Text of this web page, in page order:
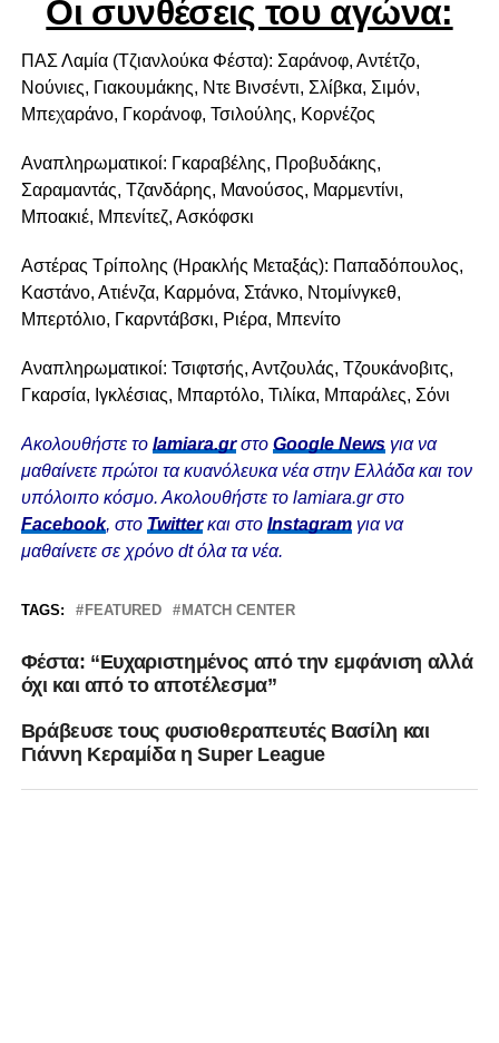
Οι συνθέσεις του αγώνα:
ΠΑΣ Λαμία (Τζιανλούκα Φέστα): Σαράνοφ, Αντέτζο,
Νούνιες, Γιακουμάκης, Ντε Βινσέντι, Σλίβκα, Σιμόν,
Μπεχαράνο, Γκοράνοφ, Τσιλούλης, Κορνέζος
Αναπληρωματικοί: Γκαραβέλης, Προβυδάκης,
Σαραμαντάς, Τζανδάρης, Μανούσος, Μαρμεντίνι,
Μποακιέ, Μπενίτεζ, Ασκόφσκι
Αστέρας Τρίπολης (Ηρακλής Μεταξάς): Παπαδόπουλος,
Καστάνο, Ατιένζα, Καρμόνα, Στάνκο, Ντομίνγκεθ,
Μπερτόλιο, Γκαρντάβσκι, Ριέρα, Μπενίτο
Αναπληρωματικοί: Τσιφτσής, Αντζουλάς, Τζουκάνοβιτς,
Γκαρσία, Ιγκλέσιας, Μπαρτόλο, Τιλίκα, Μπαράλες, Σόνι
Ακολουθήστε το lamiara.grστο Google Newsγια να
μαθαίνετε πρώτοι τα κυανόλευκα νέα στην Ελλάδα και τον
υπόλοιπο κόσμο. Ακολουθήστε το lamiara.gr στο
Facebook, στο Twitterκαι στο Instagram για να
μαθαίνετε σε χρόνο dt όλα τα νέα.
TAGS: FEATURED MATCH CENTER
Φέστα: “Ευχαριστημένος από την εμφάνιση αλλά
όχι και από το αποτέλεσμα”
Βράβευσε τους φυσιοθεραπευτές Βασίλη και
Γιάννη Κεραμίδα η Super League